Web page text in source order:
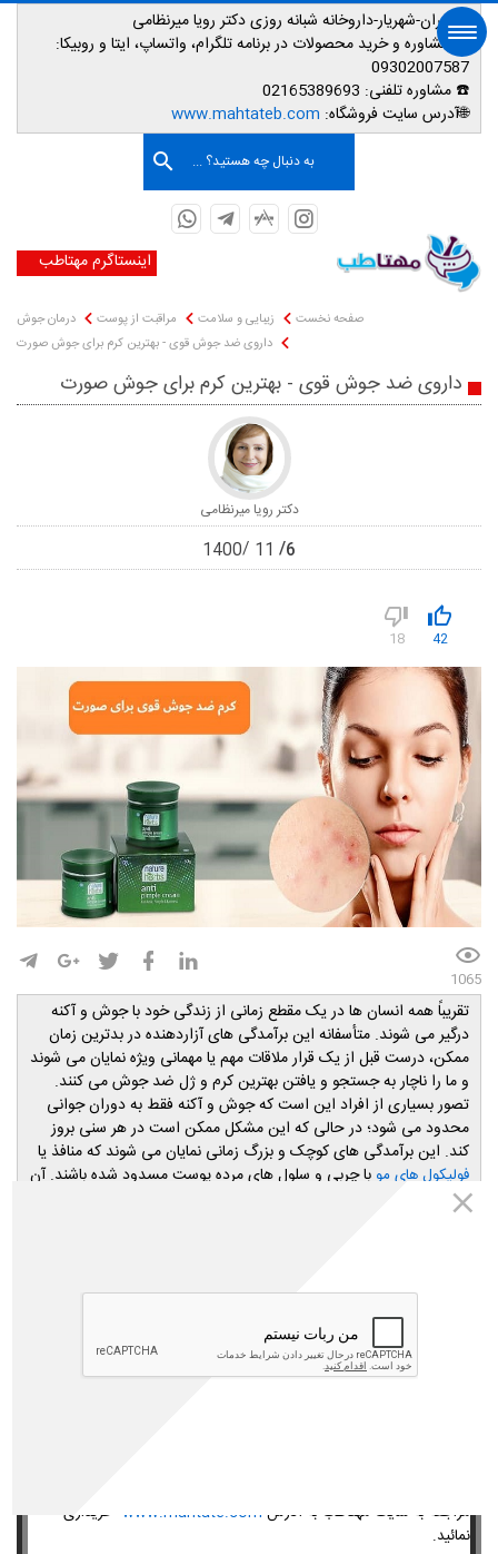
📌تهران-شهریار-داروخانه شبانه روزی دکتر رویا میرنظامی
📱مشاوره و خرید محصولات در برنامه تلگرام، واتساپ، ایتا و روبیکا:
09302007587
☎️ مشاوره تلفنی:
🌐آدرس سایت فروشگاه: www.mahtateb.com
به دنبال چه هستید؟ ...
اینستاگرم مهتاطب
صفحه نخست زیبایی و سلامت مراقبت از پوست
درمان جوش
داروی ضد جوش قوی - بهترین کرم برای جوش صورت
داروی ضد جوش قوی - بهترین کرم برای جوش صورت
دکتر رویا میرنظامی
6
11
1400
42
18
1065
تقریباً همه انسان ها در یک مقطع زمانی از زندگی خود با جوش و آکنه
درگیر می شوند. متأسفانه این برآمدگی‌ های آزاردهنده در بدترین زمان
ممکن، درست قبل از یک قرار ملاقات مهم یا مهمانی ویژه نمایان می شوند
و ما را ناچار به جستجو و یافتن بهترین کرم و ژل ضد جوش می کنند.
تصور بسیاری از افراد این است که جوش و آکنه فقط به دوران جوانی
محدود می شود؛ در حالی که این مشکل ممکن است در هر سنی بروز
کند. این برآمدگی های کوچک و بزرگ زمانی نمایان می شوند که منافذ یا
فولیکول های مو با چربی و سلول های مرده پوست مسدود شده باشند. آن
ها ممکن است علاوه بر صورت در هر قسمت دیگری از بدن مانند کمر،
مراجعه به سایت مهتاطب به آدرس www.mahtate.com خریداری
نمائید.